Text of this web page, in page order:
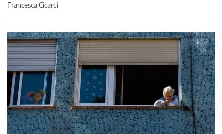
Francesca Cicardi